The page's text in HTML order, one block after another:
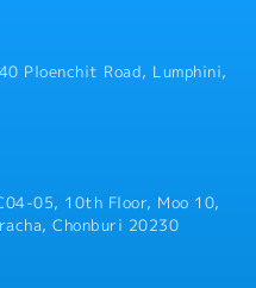
詳細は下記）
場合は6日間
後の6月16日に3
日に6日、翌年の
ンコクや他県に行
Ploenchit Road, Lumphini,
05, 10th Floor, Moo 10,
Chonburi 20230